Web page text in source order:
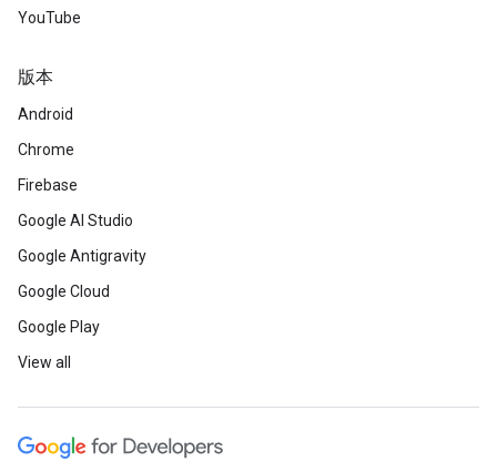
YouTube
版本
Android
Chrome
Firebase
Google AI Studio
Google Antigravity
Google Cloud
Google Play
View all